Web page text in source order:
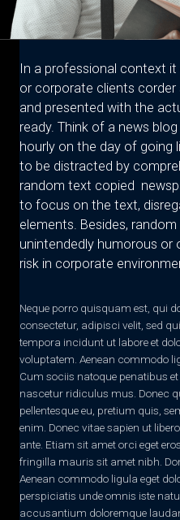
In a professional context
or corporate clients
and presented with the
ready. Think of a news
hourly on the day of going
to be distracted by
random text copied
to focus on the text,
elements. Besides,
unintendedly humorous or
risk in corporate
Neque porro quisquam est, qui
consectetur, adipisci velit, sed
tempora incidunt ut labore et
voluptatem. Aenean commodo
Cum sociis natoque penatibus
nascetur ridiculus mus. Donec
pellentesque eu, pretium quis,
enim. Donec vitae sapien ut
ante. Etiam sit amet orci eget
fringilla mauris sit amet nibh.
Aenean commodo ligula eget
perspiciatis unde omnis iste
accusantium doloremque